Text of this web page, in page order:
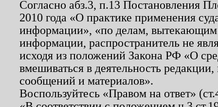
Согласно абз.3, п.13 Постановления
2010 года «О практике применения
информации», «по делам, вытекающим
информации, распространитель не
исходя из положений Закона РФ «О
вмешиваться в деятельность
сообщений и материалов».
Воспользуйтесь «Правом на ответ»